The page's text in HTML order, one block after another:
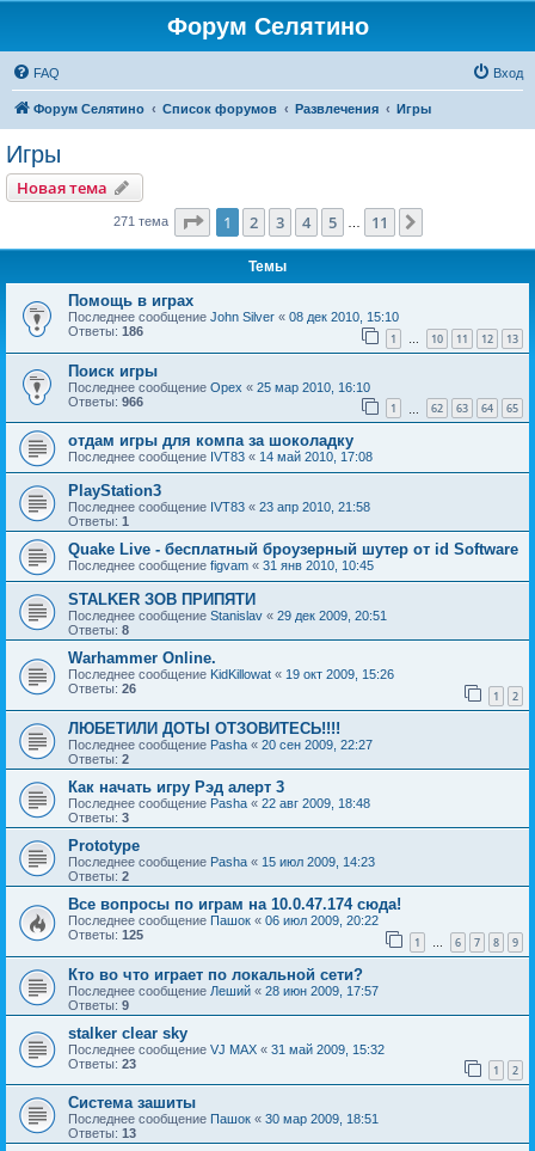
Форум Селятино
FAQ Вход
Форум Селятино Список форумов Развлечения Игры
Игры
Новая тема
271 тема Страница из 11
1 2 3 4 5 11
Темы
Помощь в играх
Последнее сообщение John Silver « 08 дек 2010, 15:10
Ответы: 186 1 … 10 11 12 13
Поиск игры
Последнее сообщение Орех « 25 мар 2010, 16:10
Ответы: 966 1 62 63 64 65
отдам игры для компа за шоколадку
Последнее сообщение IVT83 « 14 май 2010, 17:08
PlayStation3
Последнее сообщение IVT83 « 23 апр 2010, 21:58
Ответы: 1
Quake Live - бесплатный броузерный шутер от id Software
Последнее сообщение figvam « 31 янв 2010, 10:45
STALKER ЗОВ ПРИПЯТИ
Последнее сообщение Stanislav « 29 дек 2009, 20:51
Ответы: 8
Warhammer Online.
Последнее сообщение KidKillowat « 19 окт 2009, 15:26
Ответы: 26 1 2
ЛЮБЕТИЛИ ДОТЫ ОТЗОВИТЕСЬ!!!!
Последнее сообщение Pasha « 20 сен 2009, 22:27
Ответы: 2
Как начать игру Рэд алерт 3
Последнее сообщение Pasha « 22 авг 2009, 18:48
Ответы: 3
Prototype
Последнее сообщение Pasha « 15 июл 2009, 14:23
Ответы: 2
Все вопросы по играм на 10.0.47.174 сюда!
Последнее сообщение Пашок « 06 июл 2009, 20:22
Ответы: 125 1 … 6 7 8 9
Кто во что играет по локальной сети?
Последнее сообщение Леший « 28 июн 2009, 17:57
Ответы: 9
stalker clear sky
Последнее сообщение VJ MAX « 31 май 2009, 15:32
Ответы: 23 1 2
Система зашиты
Последнее сообщение Пашок « 30 мар 2009, 18:51
Ответы: 13